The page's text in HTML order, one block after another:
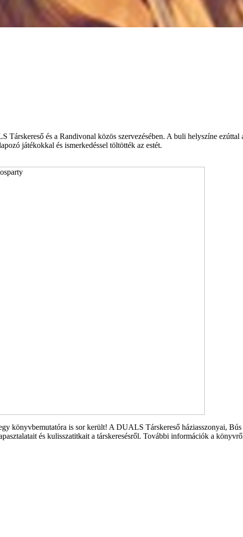
és a Randivonal közös szervezésében. A buli helyszíne
játékokkal és ismerkedéssel töltötték az estét.
könyvbemutatóra is sor került! A DUALS Társkereső háziasszonyai,
és kulisszatitkait a társkeresésről. További információk a